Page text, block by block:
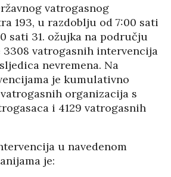
vatrogasnog
193, u razdoblju od 7:00 sati
sati 31. ožujka na području
3308 vatrogasnih intervencija
nevremena. Na
je kumulativno
organizacija s
i 4129 vatrogasnih
u navedenom
je: